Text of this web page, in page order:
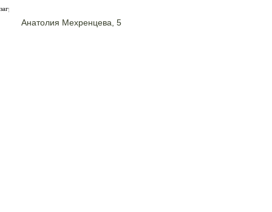
Анатолия Мехренцева, 5
загрузка карты...